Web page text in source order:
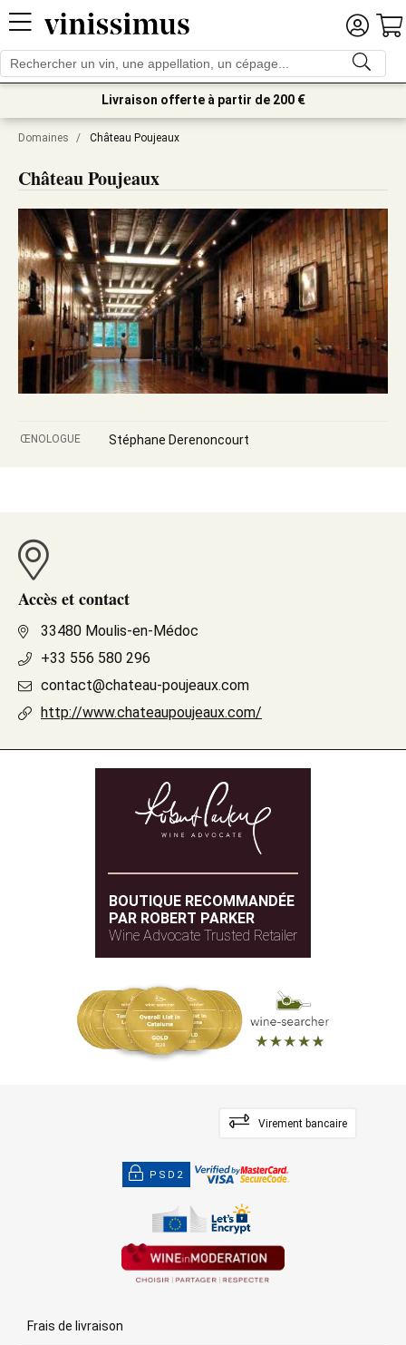
Livraison offerte à partir de 200 €
Domaines / Château Poujeaux
Château Poujeaux
ŒNOLOGUE Stéphane Derenoncourt
Accès et contact
33480 Moulis-en-Médoc
+33 556 580 296
contact@chateau-poujeaux.com
http://www.chateaupoujeaux.com/
BOUTIQUE RECOMMANDÉE
PAR ROBERT PARKER
Wine Advocate Trusted Retailer
Virement bancaire
PSD2
Frais de livraison